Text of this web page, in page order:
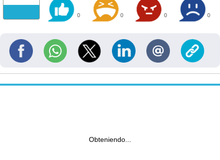
0 0 0 0
Obteniendo...